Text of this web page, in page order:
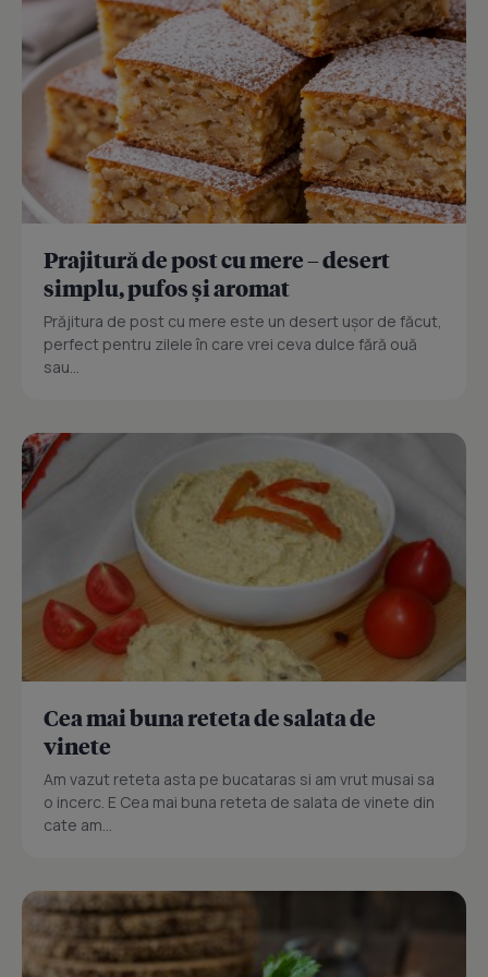
Prajitură de post cu mere – desert
simplu, pufos și aromat
Prăjitura de post cu mere este un desert ușor de făcut,
perfect pentru zilele în care vrei ceva dulce fără ouă
sau...
Cea mai buna reteta de salata de
vinete
Am vazut reteta asta pe bucataras si am vrut musai sa
o incerc. E Cea mai buna reteta de salata de vinete din
cate am...